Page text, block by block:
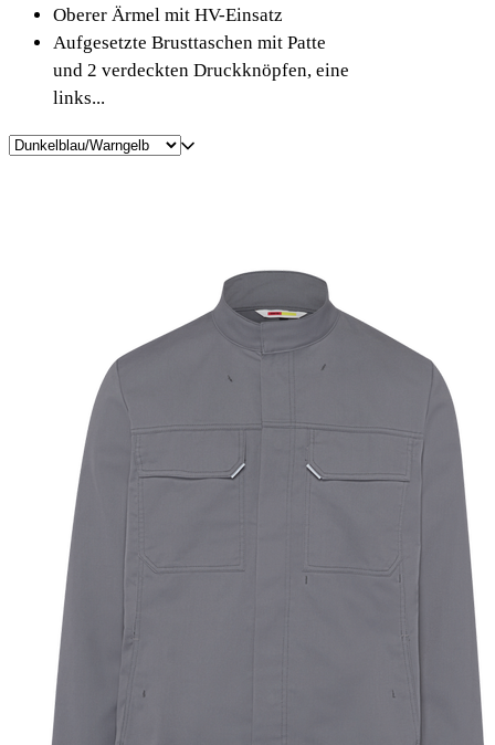
Oberer Ärmel mit HV-Einsatz
Aufgesetzte Brusttaschen mit Patte
und 2 verdeckten Druckknöpfen, eine
links...